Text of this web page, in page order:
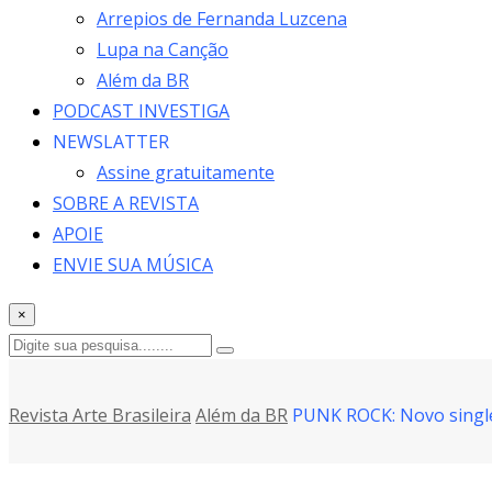
Arrepios de Fernanda Luzcena
Lupa na Canção
Além da BR
PODCAST INVESTIGA
NEWSLATTER
Assine gratuitamente
SOBRE A REVISTA
APOIE
ENVIE SUA MÚSICA
×
Revista Arte Brasileira Além da BR PUNK ROCK: Novo